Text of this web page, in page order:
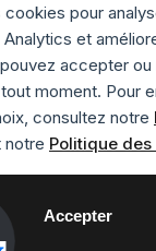
cookies pour
et
accepter
moment. Pour
consultez notre
notre Politique des
Accepter
Politique des